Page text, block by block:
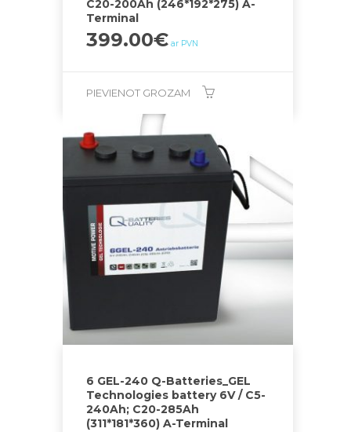
C20-200Ah (246*192*275) A-
Terminal
399.00€ ar PVN
PIEVIENOT GROZAM
6 GEL-240 Q-Batteries_GEL
Technologies battery 6V / C5-
240Ah; C20-285Ah
(311*181*360) A-Terminal